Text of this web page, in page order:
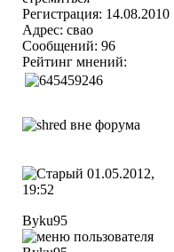
Регистрация: 14.08.2010
Адрес: свао
Сообщений: 96
Рейтинг мнений:
01.05.2012,
19:52
Byku95